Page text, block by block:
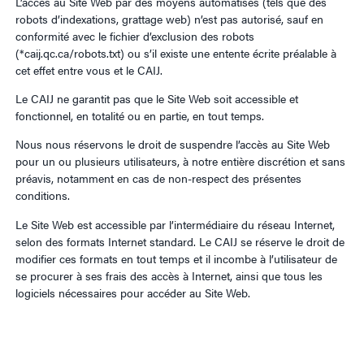
robots d’indexations, grattage web) n’est pas autorisé, sauf en
conformité avec le fichier d’exclusion des robots
(*caij.qc.ca/robots.txt) ou s’il existe une entente écrite préalable à
cet effet entre vous et le CAIJ.
Le CAIJ ne garantit pas que le Site Web soit accessible et
fonctionnel, en totalité ou en partie, en tout temps.
Nous nous réservons le droit de suspendre l’accès au Site Web
pour un ou plusieurs utilisateurs, à notre entière discrétion et sans
préavis, notamment en cas de non-respect des présentes
conditions.
Le Site Web est accessible par l’intermédiaire du réseau Internet,
selon des formats Internet standard. Le CAIJ se réserve le droit de
modifier ces formats en tout temps et il incombe à l’utilisateur de
se procurer à ses frais des accès à Internet, ainsi que tous les
logiciels nécessaires pour accéder au Site Web.